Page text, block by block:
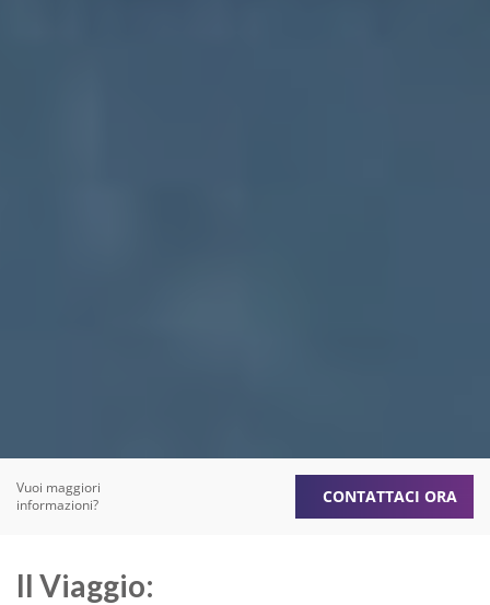
Vuoi maggiori
informazioni?
CONTATTACI ORA
Il Viaggio: